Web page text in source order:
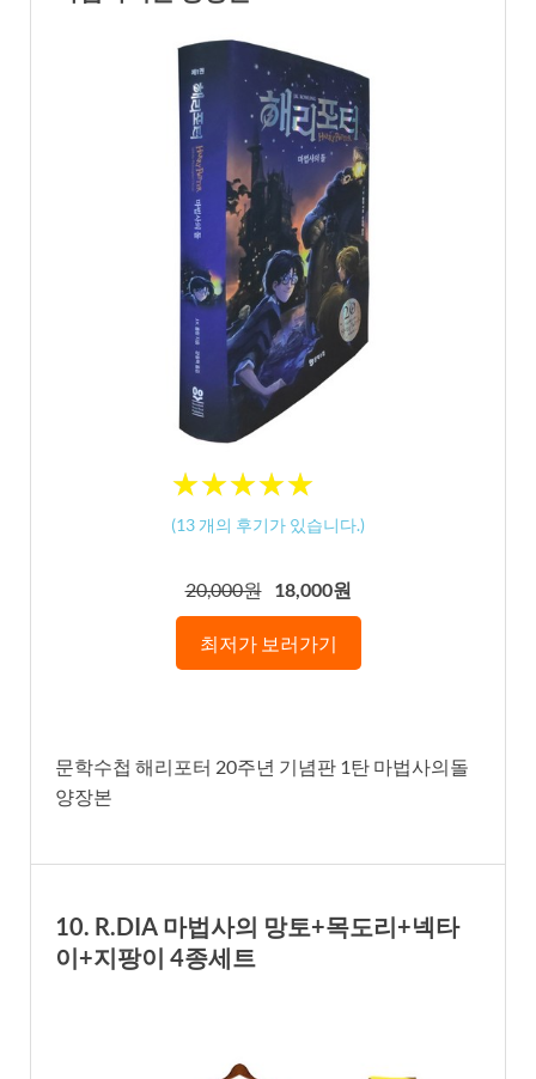
★★★★★
★★★★★
(13 개의 후기가 있습니다.)
20,000원 18,000원
최저가 보러가기
문학수첩 해리포터 20주년 기념판 1탄 마법사의돌
양장본
10. R.DIA 마법사의 망토+목도리+넥타
이+지팡이 4종세트